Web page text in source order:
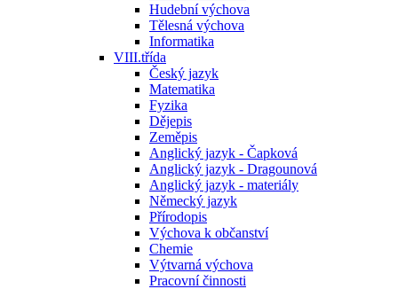
Hudební výchova
Tělesná výchova
Informatika
VIII.třída
Český jazyk
Matematika
Fyzika
Dějepis
Zeměpis
Anglický jazyk - Čapková
Anglický jazyk - Dragounová
Anglický jazyk - materiály
Německý jazyk
Přírodopis
Výchova k občanství
Chemie
Výtvarná výchova
Pracovní činnosti